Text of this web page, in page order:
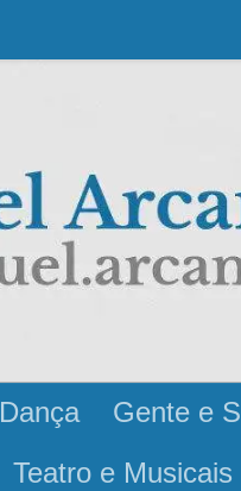
Dança Gente e
Teatro e Musicais